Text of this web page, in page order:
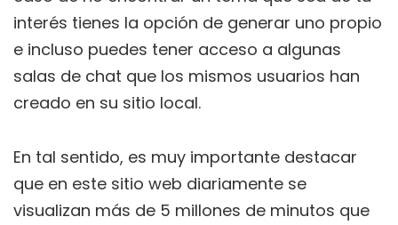
interés tienes la opción de generar uno propio
e incluso puedes tener acceso a algunas
salas de chat que los mismos usuarios han
creado en su sitio local.
En tal sentido, es muy importante destacar
que en este sitio web diariamente se
visualizan más de 5 millones de minutos que